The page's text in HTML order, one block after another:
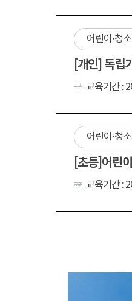
어린이·청
[개인] 독립
교육기간 :
어린이·청
[초등]어린
교육기간 :